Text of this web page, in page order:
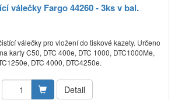
válečky Fargo 44260 - 3ks v bal.
válečky pro vložení do tiskové kazety. Určeno
karty C50, DTC 400e, DTC 1000, DTC1000Me,
DTC 4000, DTC4250e.
Detail